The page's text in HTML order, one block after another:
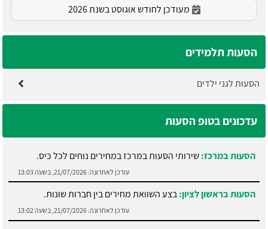
מעודכן לחודש אוגוסט בשנת 2026
הסעות תלמידים
הסעות לגני ילדים
עדכונים בטופ הסעות
הסעות במרכז:שירותי הסעות במרכז במחירים נוחים לכל כיס.
עודכן לאחרונה: 21/07/2026, בשעה 13:03
הסעות בראשון לציון:בצע השוואת מחירים בין חברות שונות.
עודכן לאחרונה: 21/07/2026, בשעה 13:02